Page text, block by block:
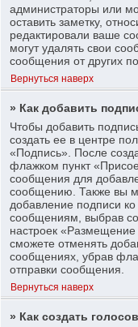
администраторы или
оставить заметку,
редактировали ваше
могут удалять свои
сообщения от других
Вернуться наверх
» Как добавить
Чтобы добавить
создать ее в центре
«Подпись». После
флажком пункт
сообщения для
сообщению. Также вы
добавление подписи
сообщениям, выбрав
настроек
сможете отменять
сообщениях, убрав
отправки сообщения.
Вернуться наверх
» Как создать